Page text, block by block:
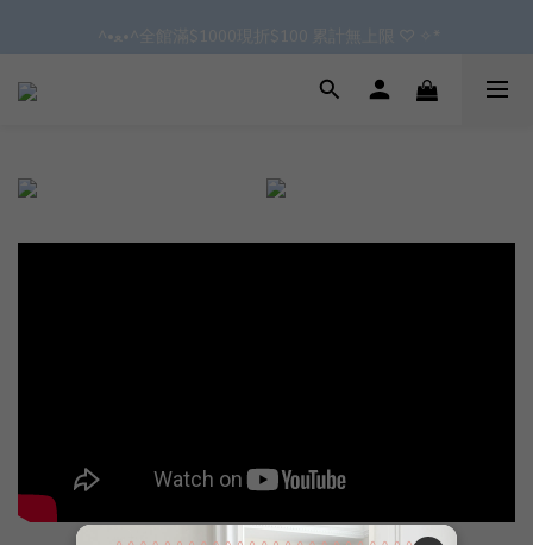
✿॰ॱ*｡ﾟ 全館滿$799即免運ॱ*｡ﾟ✿
^•ﻌ•^全館滿$1000現折$100 累計無上限 ♡ ✧*
會員點數3%回饋 無上限!!!!